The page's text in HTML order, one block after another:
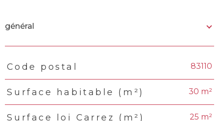
général
TRAD_PAMPERO_Caracteristique
Code postal 83110
Surface habitable (m²) 30 m²
Surface loi Carrez (m²) 25 m²